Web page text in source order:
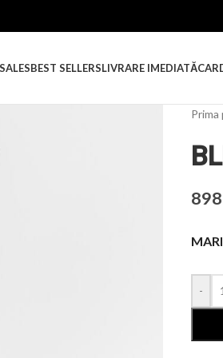
BEST SELLERSLIVRARE IMEDIATĂ
Prima
898
-